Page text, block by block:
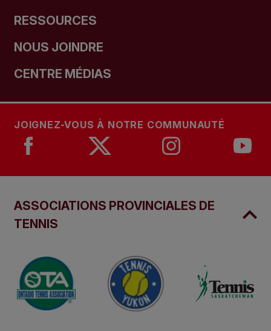
RESSOURCES
NOUS JOINDRE
CENTRE MÉDIAS
JOIGNEZ-VOUS À NOTRE COMMUNAUTÉ
ASSOCIATIONS PROVINCIALES DE
TENNIS